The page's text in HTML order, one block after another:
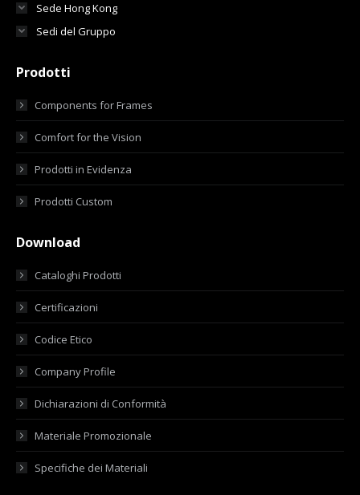
Sede Hong Kong
Sedi del Gruppo
Prodotti
Components for Frames
Comfort for the Vision
Prodotti in Evidenza
Prodotti Custom
Download
Cataloghi Prodotti
Certificazioni
Codice Etico
Company Profile
Dichiarazioni di Conformità
Materiale Promozionale
Specifiche dei Materiali